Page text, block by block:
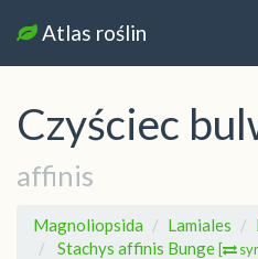
Atlas roślin
Czyściec
affinis
Magnoliopsida Lamiales
Stachys affinis Bunge[